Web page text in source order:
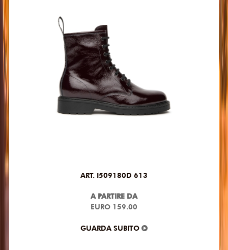
ART. I509180D 613
A PARTIRE DA
EURO 159.00
GUARDA SUBITO